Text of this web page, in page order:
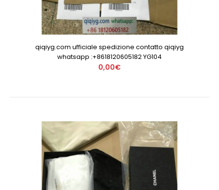
qiqiyg.com ufficiale spedizione contatto qiqiyg
whatsapp :+8618120605182 YG104
0,00€